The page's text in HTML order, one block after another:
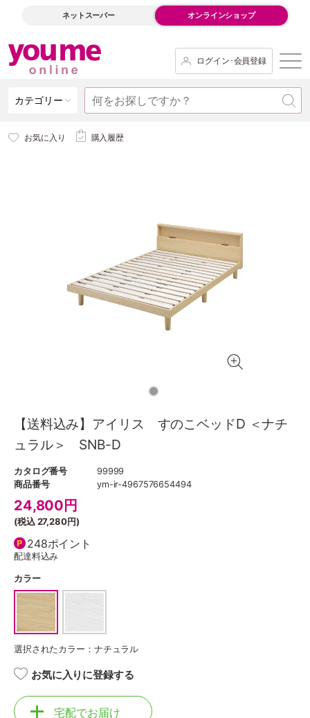
ネットスーパー オンラインショップ
ログイン･会員登録
カテゴリー
お気に入り 購入履歴
【送料込み】アイリス すのこベッドD ＜ナチ
ュラル＞ SNB-D
カタログ番号
99999
商品番号
ym-ir-4967576654494
24,800 円
(税込27,280円)
248ポイント
配達料込み
カラー
選択されたカラー：ナチュラル
お気に入りに登録する
宅配でお届け